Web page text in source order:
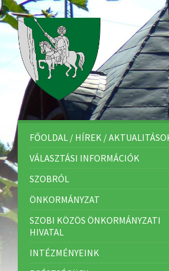
FŐOLDAL / HÍREK /
VÁLASZTÁSI INFORMÁCIÓK
SZOBRÓL
ÖNKORMÁNYZAT
SZOBI KÖZÖS ÖNKORMÁNYZATI
HIVATAL
INTÉZMÉNYEINK